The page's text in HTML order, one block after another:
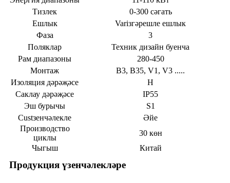
Тизлек
0-300 сәгать
Ешлык
Variзгәрешле ешлык
Фаза
3
Поляклар
Техник дизайн буенча
Рам диапазоны
280-450
Монтаж
B3, B35, V1, V3 .....
Изоляция дәрәҗәсе
H
Саклау дәрәҗәсе
IP55
Эш бурычы
S1
Custзенчәлекле
Әйе
Производство
циклы
30 көн
Чыгыш
Китай
Продукция үзенчәлекләре